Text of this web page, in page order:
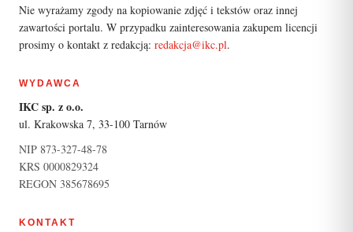
Nie wyrażamy zgody na kopiowanie zdjęć i tekstów oraz innej
zawartości portalu. W przypadku zainteresowania zakupem licencji
prosimy o kontakt z redakcją: redakcja@ikc.pl.
WYDAWCA
IKC sp. z o.o.
ul. Krakowska 7, 33-100 Tarnów
NIP 873-327-48-78
KRS 0000829324
REGON 385678695
KONTAKT